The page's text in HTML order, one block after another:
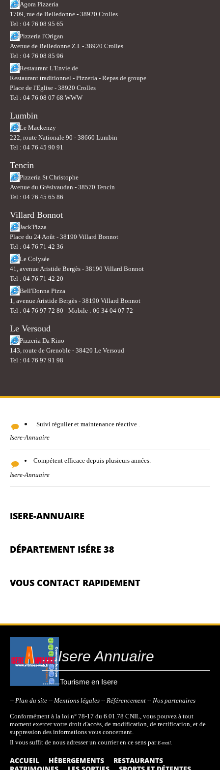
Agora Pizzeria
1709, rue de Belledonne - 38920 Crolles
Tel : 04 76 08 95 65
Pizzeria l'Origan
Avenue de Belledonne Z.I. - 38920 Crolles
Tel : 04 76 08 85 96
Restaurant L'Envie de
Restaurant traditionnel - Pizzeria - Repas de groupe
Place de l'Eglise - 38920 Crolles
Tel : 04 76 08 07 68 WWW
Lumbin
Le Mackenzy
222, route Nationale 90 - 38660 Lumbin
Tel : 04 76 45 90 91
Tencin
Pizzeria St Christophe
Avenue du Grésivaudan - 38570 Tencin
Tel : 04 76 45 65 86
Villard Bonnot
Jack'Pizza
Place du 24 Août - 38190 Villard Bonnot
Tel : 04 76 71 42 36
Le Colysée
41, avenue Aristide Bergès - 38190 Villard Bonnot
Tel : 04 76 71 42 20
Bell'Donna Pizza
1, avenue Aristide Bergès - 38190 Villard Bonnot
Tel : 04 76 97 72 80 - Mobile : 06 34 04 07 72
Le Versoud
Pizzeria Da Rino
143, route de Grenoble - 38420 Le Versoud
Tel : 04 76 97 91 98
Suivi régulier et maintenance réactive .
Isere-Annuaire
Compétent efficace depuis plusieurs années.
Isere-Annuaire
ISERE-ANNUAIRE
DÉPARTEMENT ISÉRE 38
VOUS CONTACT RAPIDEMENT
....Isere Annuaire
.........Tourisme en Isere
-- Plan du site -- Mentions légales -- Référencement -- Nos partenaires
Conformément à la loi n° 78-17 du 6.01.78 CNIL, vous pouvez à tout
moment exercer votre droit d'accès, de modification, de rectification, et de
suppression des informations vous concernant.
Il vous suffit de nous adresser un courrier en ce sens par E-mail.
ACCUEIL HÉBERGEMENTS
RESTAURANTS